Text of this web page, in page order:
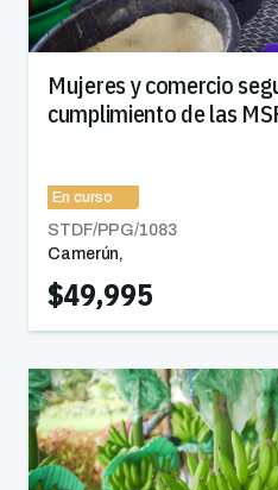
Mujeres y comercio
cumplimiento de las
En curso
STDF/PPG/1083
Camerún,
República Democrática del
$49,995